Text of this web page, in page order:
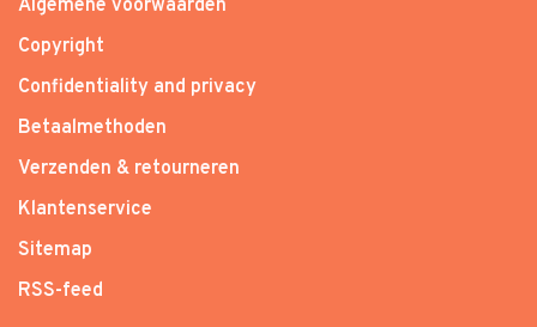
Algemene voorwaarden
Copyright
Confidentiality and privacy
Betaalmethoden
Verzenden & retourneren
Klantenservice
Sitemap
RSS-feed